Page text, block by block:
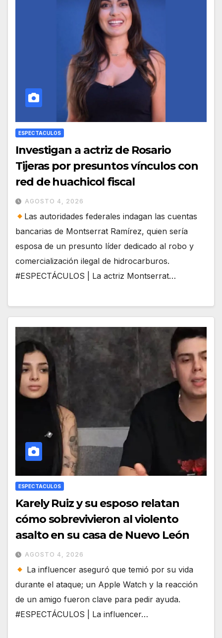
ESPECTACULOS
Investigan a actriz de Rosario
Tijeras por presuntos vínculos con
red de huachicol fiscal
AGOSTO 4, 2026
Las autoridades federales indagan las cuentas
bancarias de Montserrat Ramírez, quien sería
esposa de un presunto líder dedicado al robo y
comercialización ilegal de hidrocarburos.
#ESPECTÁCULOS | La actriz Montserrat…
ESPECTACULOS
Karely Ruiz y su esposo relatan
cómo sobrevivieron al violento
asalto en su casa de Nuevo León
AGOSTO 4, 2026
La influencer aseguró que temió por su vida
durante el ataque; un Apple Watch y la reacción
de un amigo fueron clave para pedir ayuda.
#ESPECTÁCULOS | La influencer…